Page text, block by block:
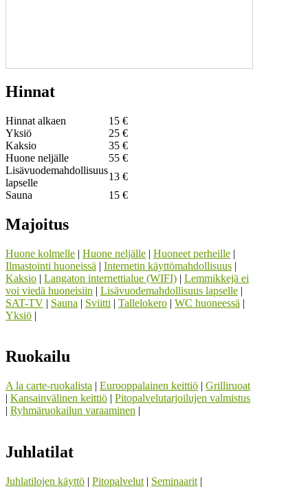
Hinnat
Hinnat alkaen
15 €
Yksiö
25 €
Kaksio
35 €
Huone neljälle
55 €
Lisävuodemahdollisuus
lapselle
13 €
Sauna
15 €
Majoitus
Huone kolmelle | Huone neljälle | Huoneet perheille |
Ilmastointi huoneissä | Internetin käyttömahdollisuus |
Kaksio | Langaton internettialue (WIFI) | Lemmikkejä ei
voi viedä huoneisiin | Lisävuodemahdollisuus lapselle |
SAT-TV | Sauna | Sviitti | Tallelokero | WC huoneessä |
Yksiö |
Ruokailu
A la carte-ruokalista | Eurooppalainen keittiö | Grilliruoat
| Kansainvälinen keittiö | Pitopalvelutarjoilujen valmistus
| Ryhmäruokailun varaaminen |
Juhlatilat
Juhlatilojen käyttö | Pitopalvelut | Seminaarit |